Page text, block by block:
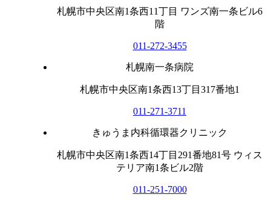
札幌市中央区南1条西11丁目 ワンズ南一条ビル6
階
011-272-3455
札幌南一条病院
札幌市中央区南1条西13丁目317番地1
011-271-3711
きゅうま内科循環器クリニック
札幌市中央区南1条西14丁目291番地81号 ウィス
テリア南1条ビル2階
011-251-7000